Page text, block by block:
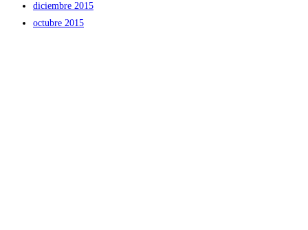
diciembre 2015
octubre 2015